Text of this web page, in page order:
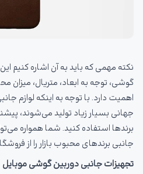
نکته مهمی که باید به آن اشاره کنیم
گوشی، توجه به ابعاد، متریال،
اهمیت دارد. با توجه به اینکه لوازم
جهانی بسیار زیاد تولید می‌شوند،
برندها استفاده کنید. شما همواره
جانبی برندهای محبوب بازار را از
تجهیزات جانبی دوربین گوشی موبایل